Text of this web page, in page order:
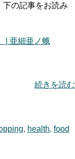
下の記事をお読み
| 亜細亜ノ蛾
続きを読む
, health, food